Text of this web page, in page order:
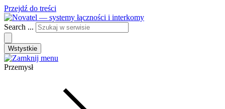
Przejdź do treści
Search ...
Wstystkie
Przemysł